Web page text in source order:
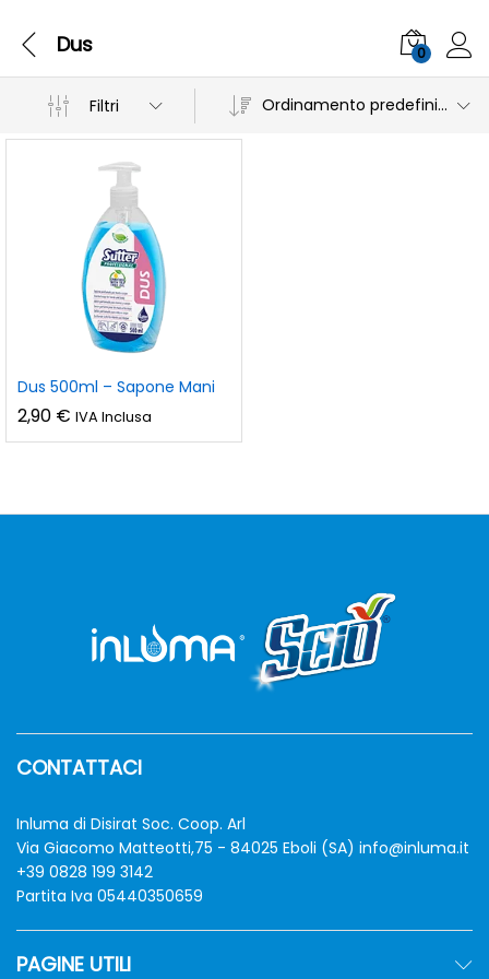
Dus 0
Filtri Ordinamento predefinito
Dus 500ml – Sapone Mani
2,90 € IVA Inclusa
CONTATTACI
Inluma di Disirat Soc. Coop. Arl
Via Giacomo Matteotti,75 - 84025 Eboli (SA) info@inluma.it
+39 0828 199 3142
Partita Iva 05440350659
PAGINE UTILI